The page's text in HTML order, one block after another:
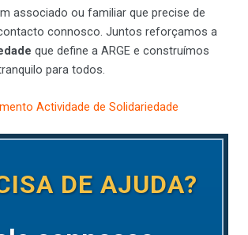
associado ou familiar que precise de
connosco. Juntos reforçamos a
que define a ARGE e construímos
para todos.
Actividade de Solidariedade
DE AJUDA?